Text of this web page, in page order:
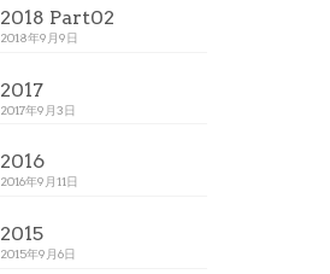
2018 Part02
2018年9月9日
2017
2017年9月3日
2016
2016年9月11日
2015
2015年9月6日